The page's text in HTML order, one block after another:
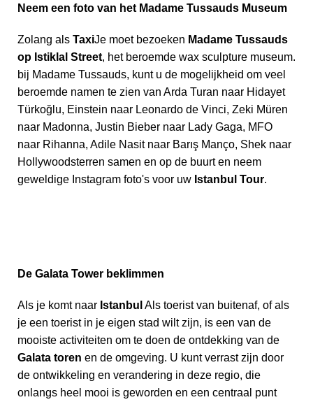
Neem een foto van het Madame Tussauds Museum
Zolang als TaxiJe moet bezoeken Madame Tussauds
op Istiklal Street, het beroemde wax sculpture museum.
bij Madame Tussauds, kunt u de mogelijkheid om veel
beroemde namen te zien van Arda Turan naar Hidayet
Türkoğlu, Einstein naar Leonardo de Vinci, Zeki Müren
naar Madonna, Justin Bieber naar Lady Gaga, MFO
naar Rihanna, Adile Nasit naar Barış Manço, Shek naar
Hollywoodsterren samen en op de buurt en neem
geweldige Instagram foto's voor uw Istanbul Tour.
De Galata Tower beklimmen
Als je komt naar Istanbul Als toerist van buitenaf, of als
je een toerist in je eigen stad wilt zijn, is een van de
mooiste activiteiten om te doen de ontdekking van de
Galata toren en de omgeving. U kunt verrast zijn door
de ontwikkeling en verandering in deze regio, die
onlangs heel mooi is geworden en een centraal punt